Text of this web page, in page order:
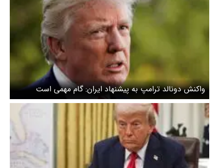
واکنش دونالد ترامپ به پیشنهاد ایران: گام مهمی است